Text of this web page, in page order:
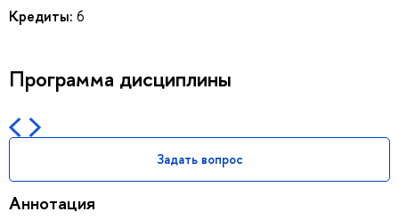
Кредиты: 6
Программа дисциплины
Задать вопрос
Аннотация